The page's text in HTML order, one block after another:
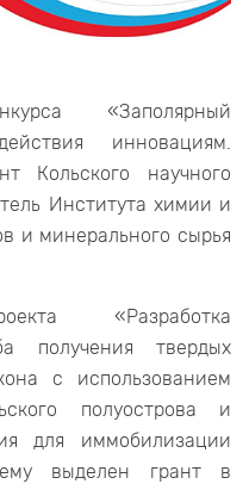
«Заполярный
инновациям.
Кольского научного
Института химии и
и минерального сырья
«Разработка
получения твердых
с использованием
полуострова и
для иммобилизации
ему выделен грант в